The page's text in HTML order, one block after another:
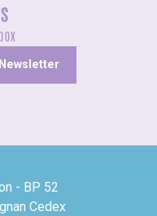
- BP 52
Cedex